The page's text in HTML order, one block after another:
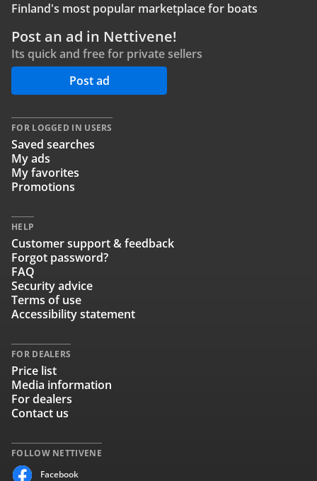
Finland's most popular marketplace for boats
Post an ad in Nettivene!
Its quick and free for private sellers
Post ad
FOLLOW NETTIVENE
Facebook
FOR LOGGED IN USERS
Saved searches
My ads
My favorites
Promotions
HELP
Customer support & feedback
Forgot password?
FAQ
Security advice
Terms of use
Accessibility statement
FOR DEALERS
Price list
Media information
For dealers
Contact us